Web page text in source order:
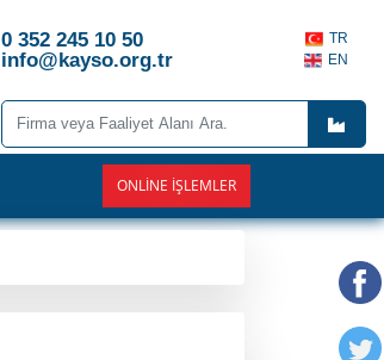
0 352 245 10 50
info@kayso.org.tr
TR
EN
ONLINE İŞLEMLER